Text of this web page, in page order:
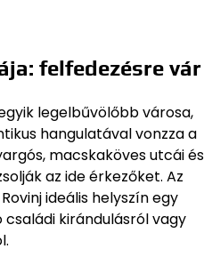
felfedezésre vár
legelbűvölőbb városa,
hangulatával vonzza a
macskaköves utcái és
az ide érkezőket. Az
ideális helyszín egy
családi kirándulásról vagy